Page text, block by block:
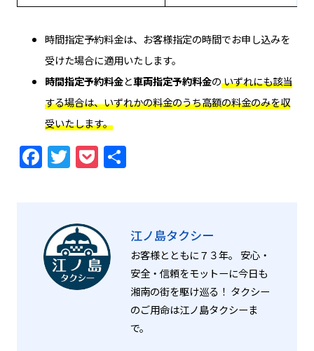
時間指定予約料金は、お客様指定の時間でお申し込みを
受けた場合に適用いたします。
時間指定予約料金と車両指定予約料金のいずれにも該当
する場合は、いずれかの料金のうち高額の料金のみを収
受いたします。
Facebook
TwitterPocket
共
江ノ島タクシー
お客様とともに７３年。 安心・
安全・信頼をモットーに今日も
湘南の街を駆け巡る！ タクシー
のご用命は江ノ島タクシーま
で。